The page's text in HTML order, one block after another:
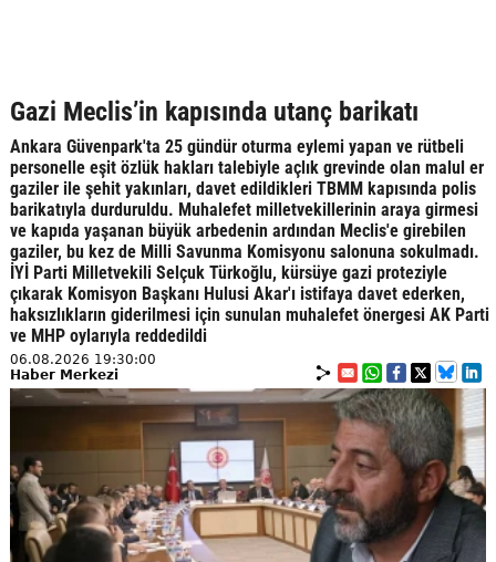
Gazi Meclis’in kapısında utanç barikatı
Ankara Güvenpark'ta 25 gündür oturma eylemi yapan ve rütbeli
personelle eşit özlük hakları talebiyle açlık grevinde olan malul er
gaziler ile şehit yakınları, davet edildikleri TBMM kapısında polis
barikatıyla durduruldu. Muhalefet milletvekillerinin araya girmesi
ve kapıda yaşanan büyük arbedenin ardından Meclis'e girebilen
gaziler, bu kez de Milli Savunma Komisyonu salonuna sokulmadı.
İYİ Parti Milletvekili Selçuk Türkoğlu, kürsüye gazi proteziyle
çıkarak Komisyon Başkanı Hulusi Akar'ı istifaya davet ederken,
haksızlıkların giderilmesi için sunulan muhalefet önergesi AK Parti
ve MHP oylarıyla reddedildi
06.08.2026 19:30:00
Haber Merkezi